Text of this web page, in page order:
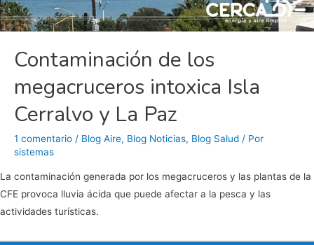
Contaminación de los
megacruceros intoxica Isla
Cerralvo y La Paz
1 comentario / Blog Aire, Blog Noticias, Blog Salud / Por
sistemas
La contaminación generada por los megacruceros y las plantas de la
CFE provoca lluvia ácida que puede afectar a la pesca y las
actividades turísticas.